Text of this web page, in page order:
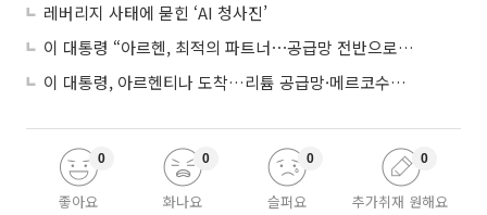
레버리지 사태에 묻힌 ‘AI 청사진’
이 대통령 “아르헨, 최적의 파트너⋯공급망 전반으로 확대”
이 대통령, 아르헨티나 도착…리튬 공급망·메르코수르 협력 논의
좋아요
0
화나요
0
슬퍼요
0
추가취재 원해요
0